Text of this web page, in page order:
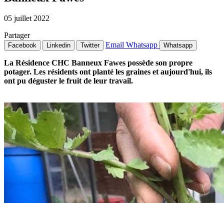
05 juillet 2022
Partager
Facebook Linkedin Twitter Email Whatsapp Whatsapp
La Résidence CHC Banneux Fawes possède son propre
potager. Les résidents ont planté les graines et aujourd'hui, ils
ont pu déguster le fruit de leur travail.